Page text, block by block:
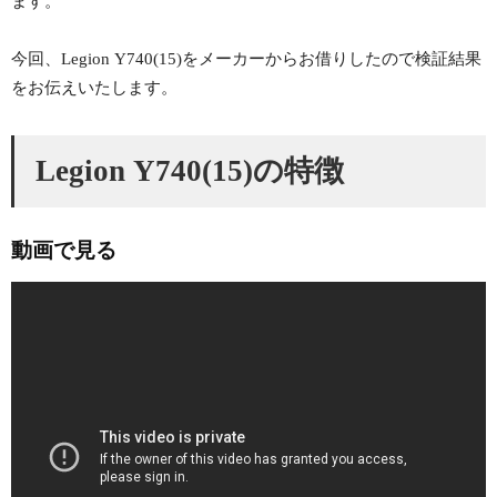
今回、Legion Y740(15)をメーカーからお借りしたので検証結果
をお伝えいたします。
Legion Y740(15)の特徴
動画で見る